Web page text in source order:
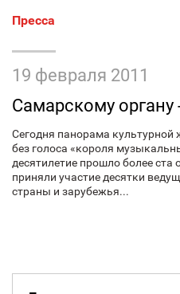
Пресса
19 февраля 2011
Самарскому органу
Сегодня панорама
без голоса «короля
десятилетие прошло более
приняли участие десятки
страны и зарубежья...